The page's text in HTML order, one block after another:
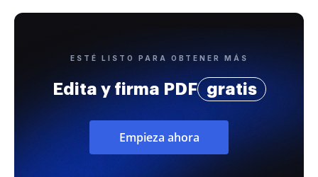
ESTÉ LISTO PARA OBTENER MÁS
Edita y firma PDF gratis
Empieza ahora